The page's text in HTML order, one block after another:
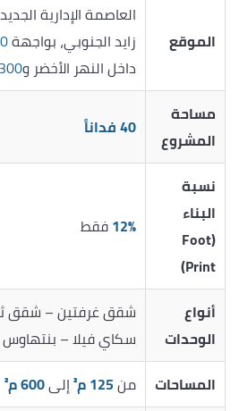
الموقع
العاصمة الإدارية
زايد الجنوبي، بواجهة
داخل النهر الأخضر و1300
مساحة
المشروع
40 فداناً
نسبة
البناء
(Foot
Print)
12%فقط
أنواع
الوحدات
شقق غرفتين – شقق
سكاي فيلا – بنتهاوس
المساحات
من125 م² إلى600 م²